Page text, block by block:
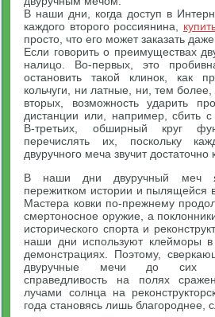
В наши дни, когда доступ в
каждого второго россиянина,
просто, что его может заказать
Если говорить о преимуществах
налицо. Во-первых, это
остановить такой клинок, как
кольчуги, ни латные, ни, тем
вторых, возможность ударить
дистанции или, например, сбить с
В-третьих, обширный круг
перечислять их, поскольку
двуручного меча звучит достаточно
В наши дни двуручный меч
пережитком истории и пылящейся
Мастера ковки по-прежнему
смертоносное оружие, а
исторического спорта и
наши дни используют клейморы в
демонстрациях. Поэтому,
двуручные мечи до сих
справедливость на полях
лучами солнца на
года становясь лишь благороднее,